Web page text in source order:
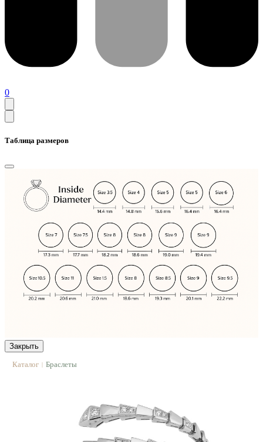
0
Таблица размеров
Закрыть
Каталог | Браслеты